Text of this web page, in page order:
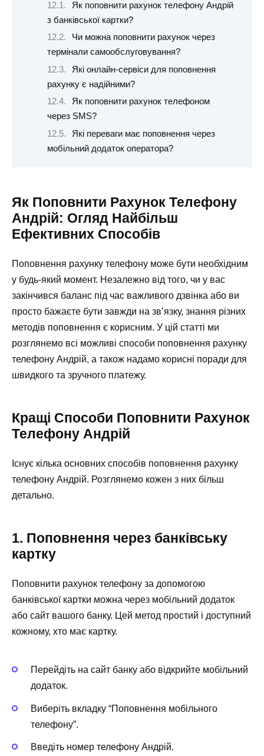
Як поповнити рахунок телефону Андрій
з банківської картки?
Чи можна поповнити рахунок через
термінали самообслуговування?
Які онлайн-сервіси для поповнення
рахунку є надійними?
Як поповнити рахунок телефоном
через SMS?
Які переваги має поповнення через
мобільний додаток оператора?
Як Поповнити Рахунок Телефону
Андрій: Огляд Найбільш
Ефективних Способів
Поповнення рахунку телефону може бути необхідним
у будь-який момент. Незалежно від того, чи у вас
закінчився баланс під час важливого дзвінка або ви
просто бажаєте бути завжди на зв’язку, знання різних
методів поповнення є корисним. У цій статті ми
розглянемо всі можливі способи поповнення рахунку
телефону Андрій, а також надамо корисні поради для
швидкого та зручного платежу.
Кращі Способи Поповнити Рахунок
Телефону Андрій
Існує кілька основних способів поповнення рахунку
телефону Андрій. Розглянемо кожен з них більш
детально.
1. Поповнення через банківську
картку
Поповнити рахунок телефону за допомогою
банківської картки можна через мобільний додаток
або сайт вашого банку. Цей метод простий і доступний
кожному, хто має картку.
Перейдіть на сайт банку або відкрийте мобільний
додаток.
Виберіть вкладку “Поповнення мобільного
телефону”.
Введіть номер телефону Андрій.